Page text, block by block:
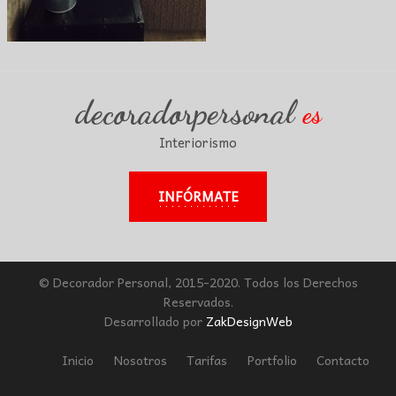
decoradorpersonales
Interiorismo
INFÓRMATE
© Decorador Personal, 2015-2020. Todos los Derechos
Reservados.
Desarrollado por ZakDesignWeb
Inicio Nosotros Tarifas Portfolio Contacto